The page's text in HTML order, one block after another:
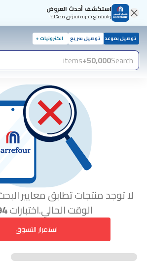
استكشف أحدث العروض
واستمتع بتجربة تسوّق مذهلة!
توصيل بموعد توصيل سريع الكترونيات +
Search
50,000+
items
لا توجد منتجات تطابق معايير
الوقت الحالي.اختبارات
استمرار التسوق